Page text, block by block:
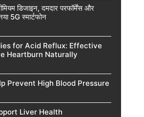
डिजाइन, दमदार परफॉर्मेंस और
5G स्मार्टफोन
for Acid Reflux: Effective
Heartburn Naturally
Prevent High Blood Pressure
Liver Health